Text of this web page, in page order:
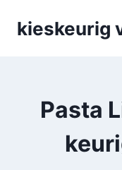
kieskeurig
Pasta